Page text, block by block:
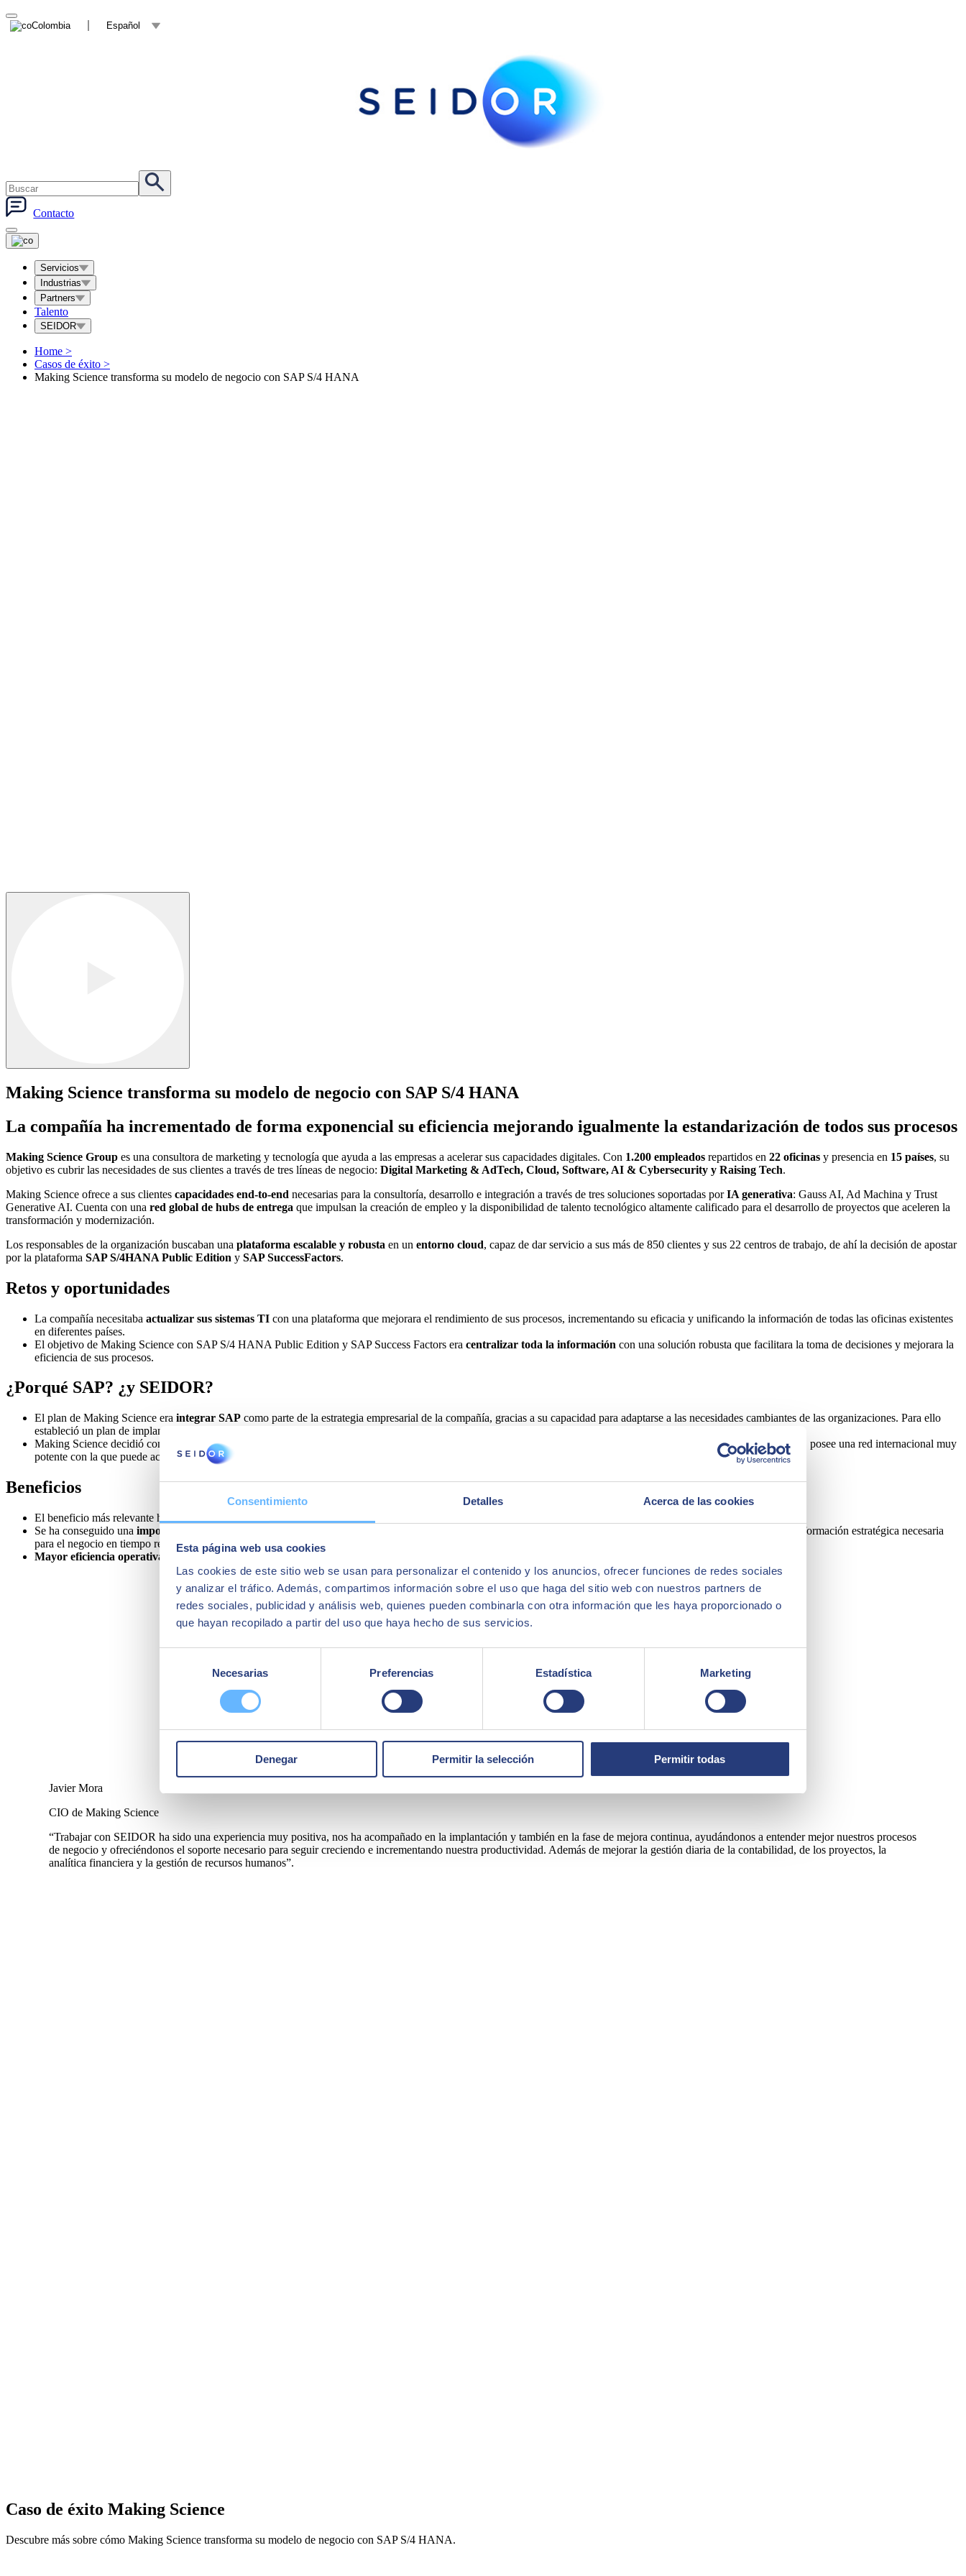
Consentimiento Detalles Acerca de las cookies
Esta página web usa cookies
Las cookies de este sitio web se usan para personalizar el contenido y los anuncios, ofrecer funciones de redes sociales
y analizar el tráfico. Además, compartimos información sobre el uso que haga del sitio web con nuestros partners de
redes sociales, publicidad y análisis web, quienes pueden combinarla con otra información que les haya proporcionado o
que hayan recopilado a partir del uso que haya hecho de sus servicios.
consentimiento
Necesarias Preferencias Estadística Marketing
Denegar Permitir la selección Permitir todas
Colombia Español
Contacto
Servicios
Industrias
Partners
Talento
SEIDOR
Home >
Casos de éxito >
Making Science transforma su modelo de negocio con SAP S/4 HANA
Making Science transforma su modelo de negocio con SAP S/4 HANA
La compañía ha incrementado de forma exponencial su eficiencia mejorando igualmente la estandarización de todos sus procesos
Making Science Group es una consultora de marketing y tecnología que ayuda a las empresas a acelerar sus capacidades digitales. Con 1.200 empleados repartidos en 22 oficinas y presencia en 15 países, su
objetivo es cubrir las necesidades de sus clientes a través de tres líneas de negocio: Digital Marketing & AdTech, Cloud, Software, AI & Cybersecurity y Raising Tech.
Making Science ofrece a sus clientes capacidades end-to-end necesarias para la consultoría, desarrollo e integración a través de tres soluciones soportadas porIA generativa: Gauss AI, Ad Machina y Trust
Generative AI. Cuenta con una red global de hubs de entrega que impulsan la creación de empleo y la disponibilidad de talento tecnológico altamente calificado para el desarrollo de proyectos que aceleren la
transformación y modernización.
Los responsables de la organización buscaban una plataforma escalable y robusta en un entorno cloud, capaz de dar servicio a sus más de 850 clientes y sus 22 centros de trabajo, de ahí la decisión de apostar
por la plataforma SAP S/4HANA Public Edition y SAP SuccessFactors.
Retos y oportunidades
La compañía necesitaba actualizar sus sistemas TI con una plataforma que mejorara el rendimiento de sus procesos, incrementando su eficacia y unificando la información de todas las oficinas existentes
en diferentes países.
El objetivo de Making Science con SAP S/4 HANA Public Edition y SAP Success Factors era centralizar toda la información con una solución robusta que facilitara la toma de decisiones y mejorara la
eficiencia de sus procesos.
¿Porqué SAP? ¿y SEIDOR?
El plan de Making Science era integrar SAP como parte de la estrategia empresarial de la compañía, gracias a su capacidad para adaptarse a las necesidades cambiantes de las organizaciones. Para ello
estableció un plan de implantación, conjuntamente con SEIDOR en Italia, Francia, Reino Unido, Estados Unidos e Irlanda.
Making Science decidió confiar en
SEIDOR como partner tecnológico
para este proyecto porque, además de ser líder en España en la implantación de ecosistemas SAP, posee una red internacional muy
potente con la que puede acompañar en la implantación de la solución en todos los países en los que la compañía está presente.
Beneficios
El beneficio más relevante ha sido la
Se ha conseguido una importante reducción de las tareas repetitivas
a través de su automatización y la disponibilidad, para todos los niveles de la organización de la información estratégica necesaria
para el negocio en tiempo real.
Mayor eficiencia operativa
y aumento en la productividad.
Javier Mora
CIO de Making Science
“Trabajar con SEIDOR ha sido una experiencia muy positiva, nos ha acompañado en la implantación y también en la fase de mejora continua, ayudándonos a entender mejor nuestros procesos
de negocio y ofreciéndonos el soporte necesario para seguir creciendo e incrementando nuestra productividad. Además de mejorar la gestión diaria de la contabilidad, de los proyectos, la
analítica financiera y la gestión de recursos humanos”.
Caso de éxito Making Science
Descubre más sobre cómo Making Science transforma su modelo de negocio con SAP S/4 HANA.